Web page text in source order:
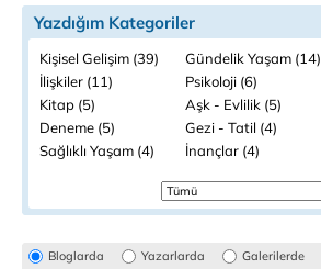
Yazdığım Kategoriler
Kişisel Gelişim (39)
Gündelik Yaşam (14)
İlişkiler (11)
Psikoloji (6)
Kitap (5)
Aşk - Evlilik (5)
Deneme (5)
Gezi - Tatil (4)
Sağlıklı Yaşam (4)
İnançlar (4)
Bloglarda Yazarlarda Galerilerde